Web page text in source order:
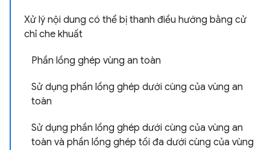
Xử lý nội dung có thể bị thanh điều hướng bằng cử
chỉ che khuất
Phần lồng ghép vùng an toàn
Sử dụng phần lồng ghép dưới cùng của vùng an
toàn
Sử dụng phần lồng ghép dưới cùng của vùng an
toàn và phần lồng ghép tối đa dưới cùng của vùng